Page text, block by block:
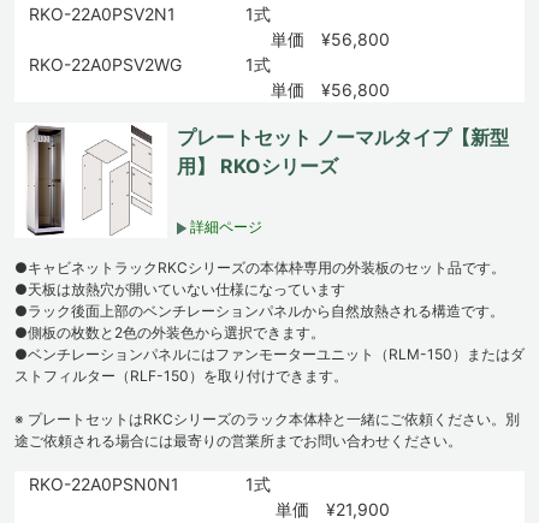
RKO-22A0PSV2N1
1式
単価 ¥56,800
RKO-22A0PSV2WG
1式
単価 ¥56,800
プレートセット ノーマルタイプ【新型
用】 RKOシリーズ
詳細ページ
●キャビネットラックRKCシリーズの本体枠専用の外装板のセット品です。
●天板は放熱穴が開いていない仕様になっています
●ラック後面上部のベンチレーションパネルから自然放熱される構造です。
●側板の枚数と2色の外装色から選択できます。
●ベンチレーションパネルにはファンモーターユニット（RLM-150）またはダ
ストフィルター（RLF-150）を取り付けできます。
※ プレートセットはRKCシリーズのラック本体枠と一緒にご依頼ください。別
途ご依頼される場合には最寄りの営業所までお問い合わせください。
RKO-22A0PSN0N1
1式
単価 ¥21,900